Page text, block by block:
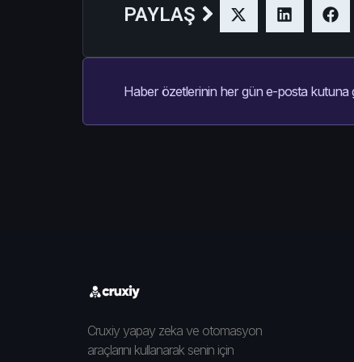
PAYLAŞ
Haber özetlerinin her gün e-posta kutuna
Cruxiy yapay zeka ve otomasyon
araçlarını kullanarak senin için